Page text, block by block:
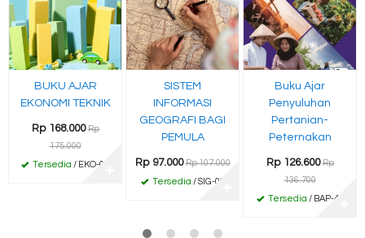
BUKU AJAR
EKONOMI TEKNIK
Rp 168.000 Rp
175.000
Tersedia / EKO-01
SISTEM
INFORMASI
GEOGRAFI BAGI
PEMULA
Rp 97.000 Rp 107.000
Tersedia / SIG-02
Buku Ajar
Penyuluhan
Pertanian-
Peternakan
Rp 126.600 Rp
136.700
Tersedia / BAP-45